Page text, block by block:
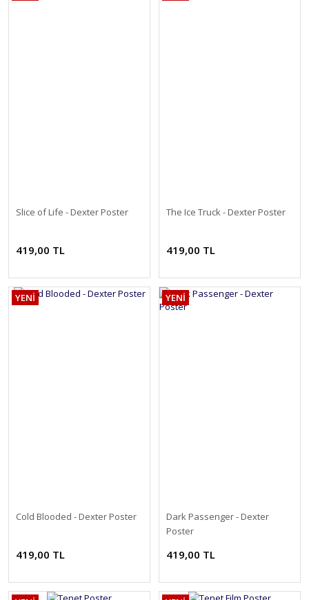
Slice of Life - Dexter Poster
419,00 TL
The Ice Truck - Dexter Poster
419,00 TL
YENİ
Cold Blooded - Dexter Poster
419,00 TL
YENİ
Dark Passenger - Dexter
Poster
419,00 TL